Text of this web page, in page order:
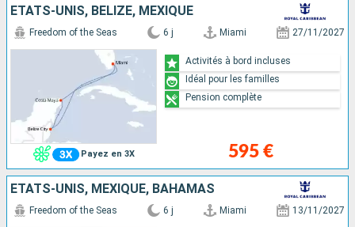
ÉTATS-UNIS, BELIZE, MEXIQUE
Payez en 3X
Freedom of the Seas 6 j Miami 27/11/2027
595 €
Activités à bord incluses
Idéal pour les familles
Pension complète
ÉTATS-UNIS, MEXIQUE, BAHAMAS
Freedom of the Seas 6 j Miami 13/11/2027